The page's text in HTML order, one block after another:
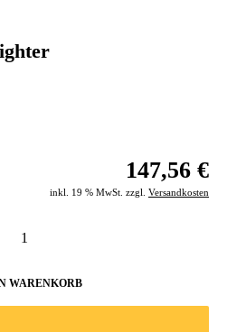
147,56 €
inkl. 19 % MwSt. zzgl. Versandkosten
WARENKORB